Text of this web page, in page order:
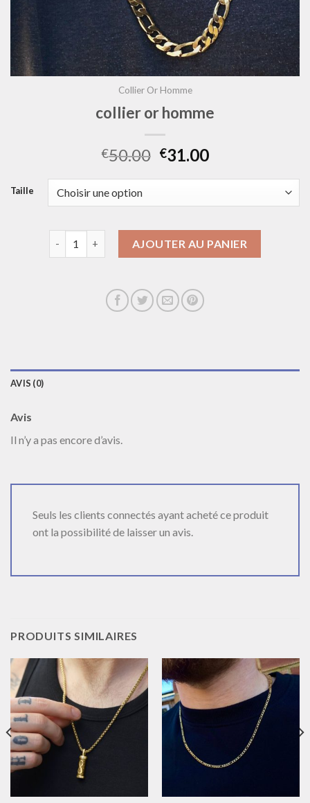
Collier Or Homme
collier or homme
€50.00 €31.00
Taille
AJOUTER AU PANIER
AVIS (0)
Avis
Il n’y a pas encore d’avis.
Seuls les clients connectés ayant acheté ce produit
ont la possibilité de laisser un avis.
PRODUITS SIMILAIRES